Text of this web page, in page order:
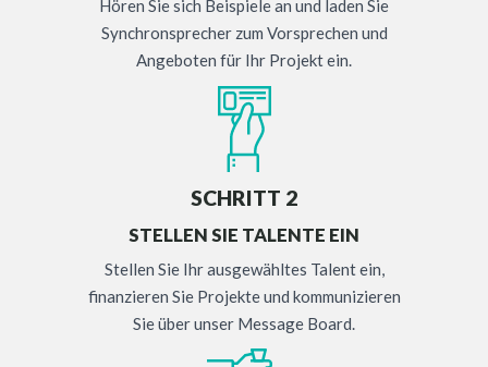
Hören Sie sich Beispiele an und laden Sie
Synchronsprecher zum Vorsprechen und
Angeboten für Ihr Projekt ein.
SCHRITT 2
STELLEN SIE TALENTE EIN
Stellen Sie Ihr ausgewähltes Talent ein,
finanzieren Sie Projekte und kommunizieren
Sie über unser Message Board.